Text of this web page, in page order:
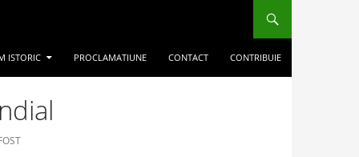
ISTORIC PROCLAMATIUNE CONTACT CONTRIBUIE